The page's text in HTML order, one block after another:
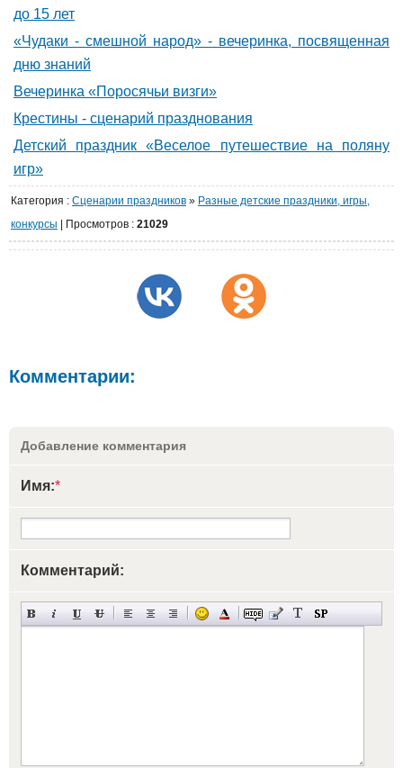
до 15 лет
«Чудаки - смешной народ» - вечеринка, посвященная
дню знаний
Вечеринка «Поросячьи визги»
Крестины - сценарий празднования
Детский праздник «Веселое путешествие на поляну
игр»
Категория : Сценарии праздников » Разные детские праздники, игры,
конкурсы
Просмотров : 21029
Комментарии:
Добавление комментария
Имя:*
Комментарий: